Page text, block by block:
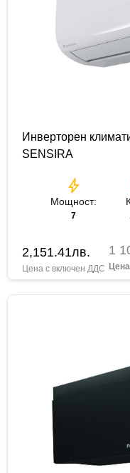
Инверторен
SENSIRA
bolt
Мощност:
7
2,151.41лв. 1